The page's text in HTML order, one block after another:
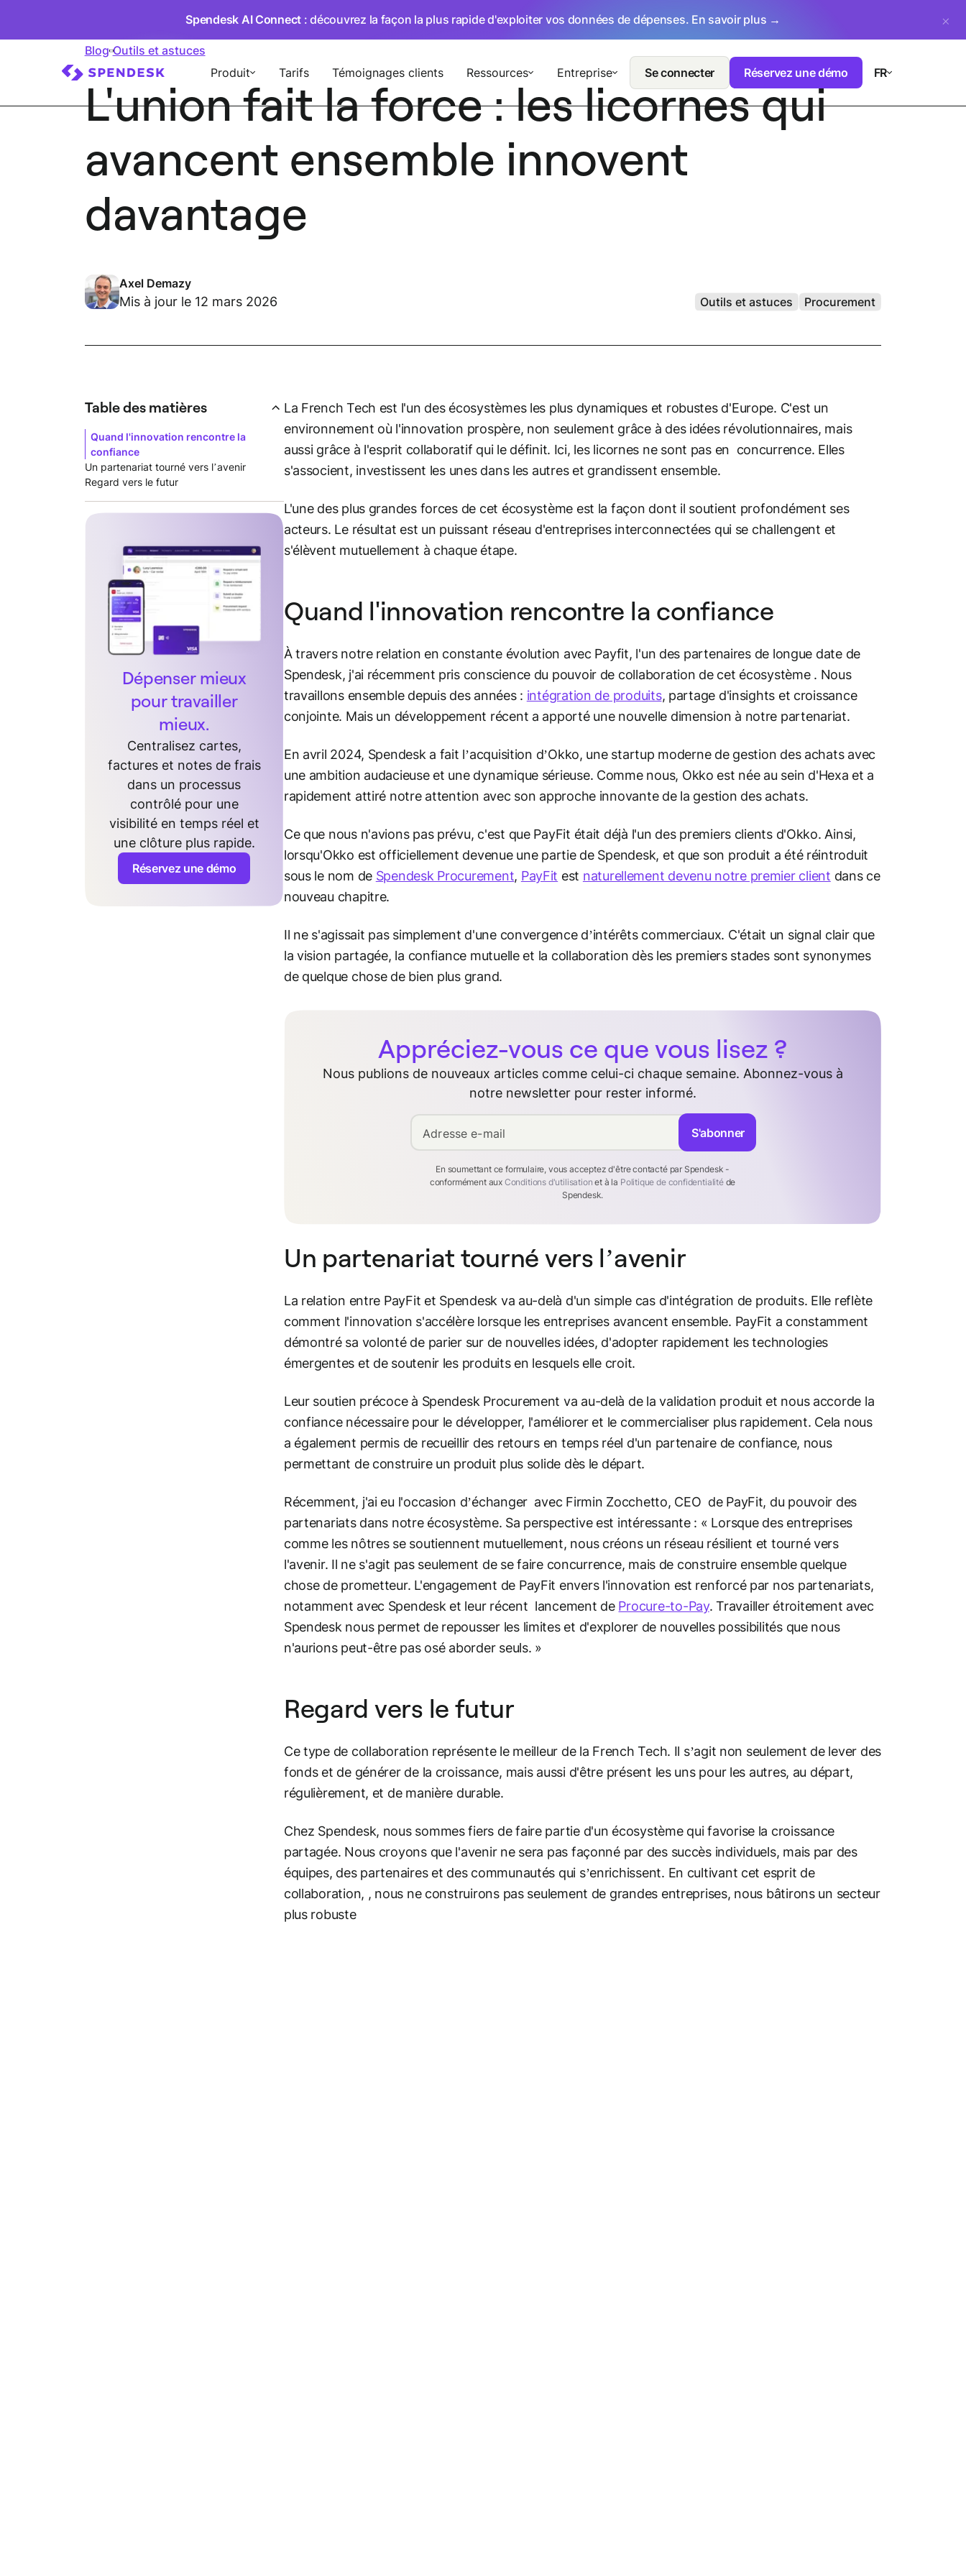
Spendesk AI Connect : découvrez la façon la plus rapide d'exploiter vos données de dépenses. En savoir plus →
Produit Tarifs Témoignages clients Ressources Entreprise Se connecter Réservez une démo FR
Blog Outils et astuces
L'union fait la force : les licornes qui
avancent ensemble innovent
davantage
Axel Demazy
Mis à jour le 12 mars 2026 Outils et astuces Procurement
La French Tech est l'un des écosystèmes les plus dynamiques et robustes d'Europe. C'est un
environnement où l'innovation prospère, non seulement grâce à des idées révolutionnaires, mais
aussi grâce à l'esprit collaboratif qui le définit. Ici, les licornes ne sont pas en concurrence. Elles
s'associent, investissent les unes dans les autres et grandissent ensemble.
L'une des plus grandes forces de cet écosystème est la façon dont il soutient profondément ses
acteurs. Le résultat est un puissant réseau d'entreprises interconnectées qui se challengent et
s'élèvent mutuellement à chaque étape.
Quand l'innovation rencontre la confiance
À travers notre relation en constante évolution avec Payfit, l'un des partenaires de longue date de
Spendesk, j'ai récemment pris conscience du pouvoir de collaboration de cet écosystème . Nous
travaillons ensemble depuis des années : intégration de produits, partage d'insights et croissance
conjointe. Mais un développement récent a apporté une nouvelle dimension à notre partenariat.
En avril 2024, Spendesk a fait l’acquisition d’Okko, une startup moderne de gestion des achats avec
une ambition audacieuse et une dynamique sérieuse. Comme nous, Okko est née au sein d'Hexa et a
rapidement attiré notre attention avec son approche innovante de la gestion des achats.
Ce que nous n'avions pas prévu, c'est que PayFit était déjà l'un des premiers clients d'Okko. Ainsi,
lorsqu'Okko est officiellement devenue une partie de Spendesk, et que son produit a été réintroduit
sous le nom de Spendesk Procurement, PayFit est naturellement devenu notre premier client dans ce
nouveau chapitre.
Il ne s'agissait pas simplement d'une convergence d’intérêts commerciaux. C'était un signal clair que
la vision partagée, la confiance mutuelle et la collaboration dès les premiers stades sont synonymes
de quelque chose de bien plus grand.
Appréciez-vous ce que vous lisez ?
Nous publions de nouveaux articles comme celui-ci chaque semaine. Abonnez-vous à
notre newsletter pour rester informé.
Adresse e-mail
En soumettant ce formulaire, vous acceptez d'être contacté par Spendesk -
conformément aux Conditions d'utilisation et à la Politique de confidentialitéde
Spendesk.
S'abonner
Un partenariat tourné vers l’avenir
La relation entre PayFit et Spendesk va au-delà d'un simple cas d'intégration de produits. Elle reflète
comment l'innovation s'accélère lorsque les entreprises avancent ensemble. PayFit a constamment
démontré sa volonté de parier sur de nouvelles idées, d'adopter rapidement les technologies
émergentes et de soutenir les produits en lesquels elle croit.
Leur soutien précoce à Spendesk Procurement va au-delà de la validation produit et nous accorde la
confiance nécessaire pour le développer, l'améliorer et le commercialiser plus rapidement. Cela nous
a également permis de recueillir des retours en temps réel d'un partenaire de confiance, nous
permettant de construire un produit plus solide dès le départ.
Récemment, j'ai eu l'occasion d’échanger avec Firmin Zocchetto, CEO de PayFit, du pouvoir des
partenariats dans notre écosystème. Sa perspective est intéressante : « Lorsque des entreprises
comme les nôtres se soutiennent mutuellement, nous créons un réseau résilient et tourné vers
l'avenir. Il ne s'agit pas seulement de se faire concurrence, mais de construire ensemble quelque
chose de prometteur. L'engagement de PayFit envers l'innovation est renforcé par nos partenariats,
notamment avec Spendesk et leur récent lancement de Procure-to-Pay. Travailler étroitement avec
Spendesk nous permet de repousser les limites et d'explorer de nouvelles possibilités que nous
n'aurions peut-être pas osé aborder seuls. »
Regard vers le futur
Ce type de collaboration représente le meilleur de la French Tech. Il s’agit non seulement de lever des
fonds et de générer de la croissance, mais aussi d'être présent les uns pour les autres, au départ,
régulièrement, et de manière durable.
Chez Spendesk, nous sommes fiers de faire partie d'un écosystème qui favorise la croissance
partagée. Nous croyons que l'avenir ne sera pas façonné par des succès individuels, mais par des
équipes, des partenaires et des communautés qui s’enrichissent. En cultivant cet esprit de
collaboration, , nous ne construirons pas seulement de grandes entreprises, nous bâtirons un secteur
plus robuste
Table des matières
Quand l'innovation rencontre la
confiance
Un partenariat tourné vers l’avenir
Regard vers le futur
Dépenser mieux
pour travailler
mieux.
Centralisez cartes,
factures et notes de frais
dans un processus
contrôlé pour une
visibilité en temps réel et
une clôture plus rapide.
Réservez une démo